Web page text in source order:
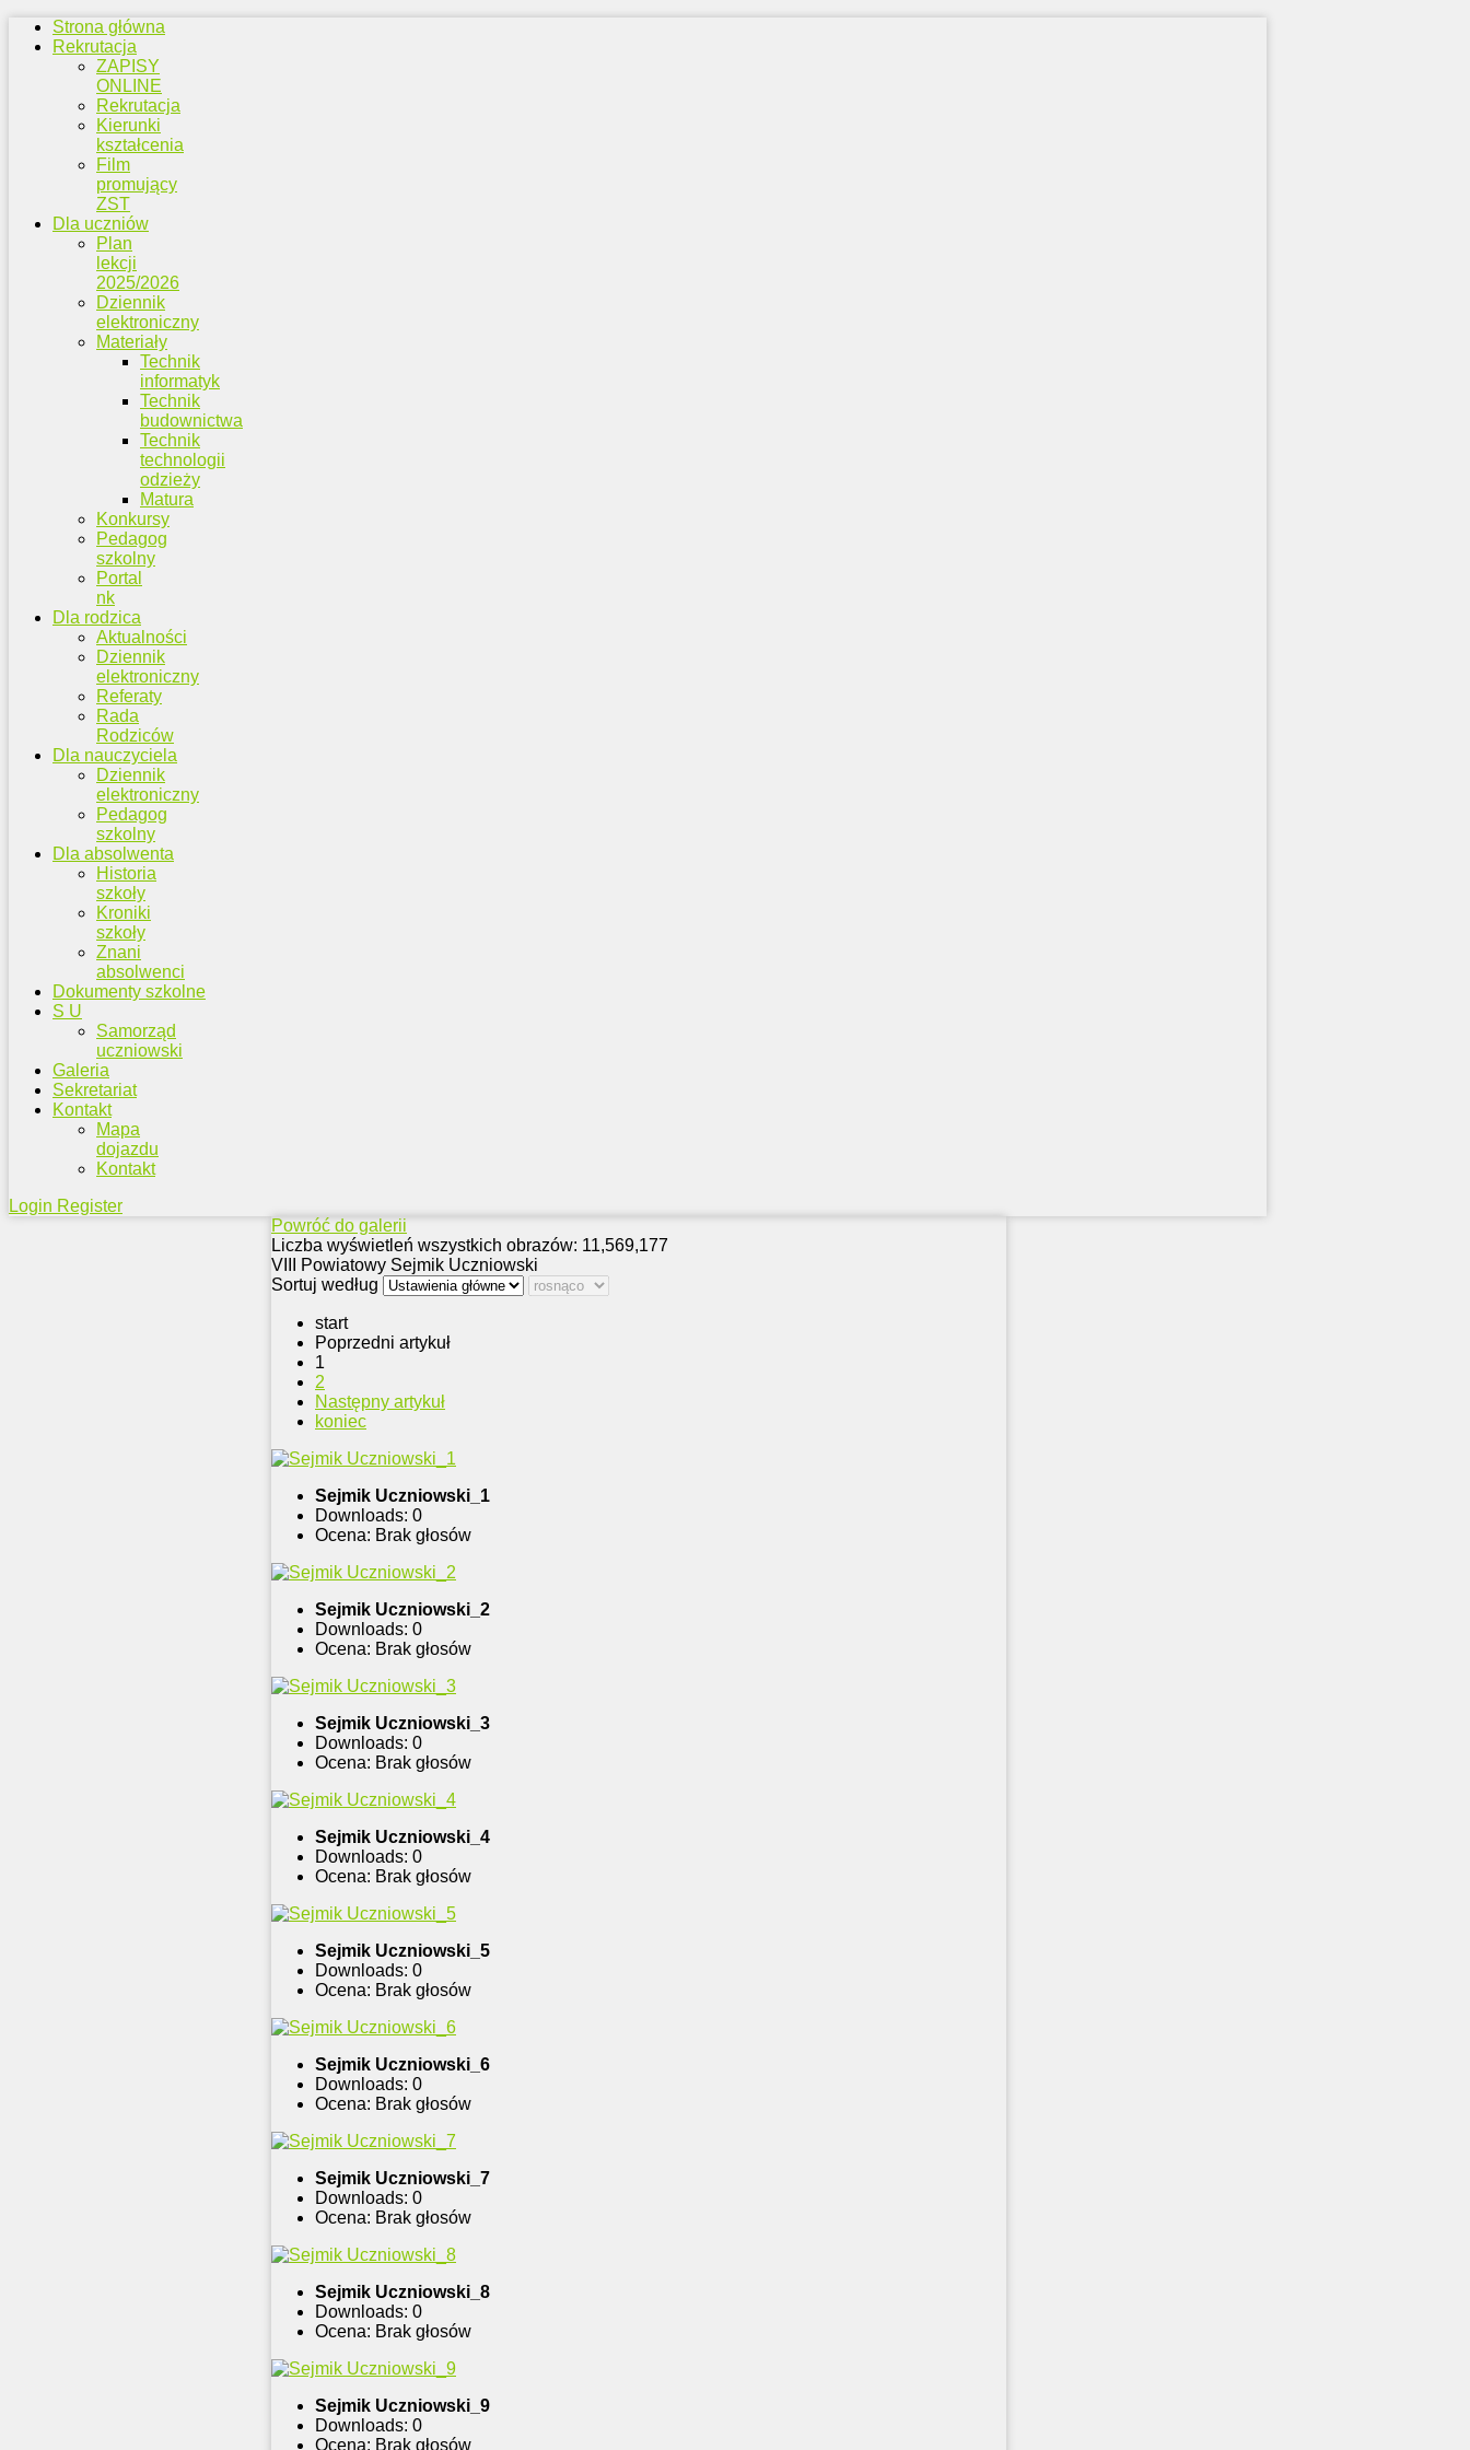
Strona główna
Rekrutacja
ZAPISY
ONLINE
Rekrutacja
Kierunki
kształcenia
Film
promujący
ZST
Dla uczniów
Plan
lekcji
2025/2026
Dziennik
elektroniczny
Materiały
Technik
informatyk
Technik
budownictwa
Technik
technologii
odzieży
Matura
Konkursy
Pedagog
szkolny
Portal
nk
Dla rodzica
Aktualności
Dziennik
elektroniczny
Referaty
Rada
Rodziców
Dla nauczyciela
Dziennik
elektroniczny
Pedagog
szkolny
Dla absolwenta
Historia
szkoły
Kroniki
szkoły
Znani
absolwenci
Dokumenty szkolne
S U
Samorząd
uczniowski
Galeria
Sekretariat
Kontakt
Mapa
dojazdu
Kontakt
Login Register
Powróć do galerii
Liczba wyświetleń wszystkich obrazów: 11,569,177
VIII Powiatowy Sejmik Uczniowski
Sortuj według
start
Poprzedni artykuł
1
2
Następny artykuł
koniec
Sejmik Uczniowski_1
Downloads: 0
Ocena: Brak głosów
Sejmik Uczniowski_2
Downloads: 0
Ocena: Brak głosów
Sejmik Uczniowski_3
Downloads: 0
Ocena: Brak głosów
Sejmik Uczniowski_4
Downloads: 0
Ocena: Brak głosów
Sejmik Uczniowski_5
Downloads: 0
Ocena: Brak głosów
Sejmik Uczniowski_6
Downloads: 0
Ocena: Brak głosów
Sejmik Uczniowski_7
Downloads: 0
Ocena: Brak głosów
Sejmik Uczniowski_8
Downloads: 0
Ocena: Brak głosów
Sejmik Uczniowski_9
Downloads: 0
Ocena: Brak głosów